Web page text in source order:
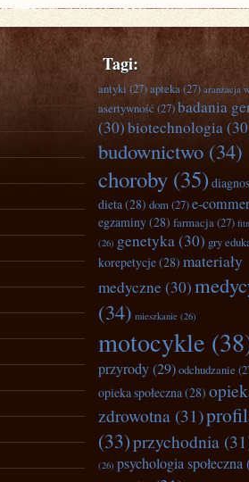
Tagi:
antyki(27)apteka(27) aranżacja
asertywność (27)badania
(30)biotechnologia
budownictwo (34)
choroby (35)
dieta(28) dom(27)e-
egzaminy(28) farmacja(27)
(26) genetyka(30) gry
korepetycje(28) materiały
medyczne (30)
(34) mieszkanie (26)
motocykle
przyrody(29)odchudzanie
opieka społeczna(28)
zdrowotna (31)
(33)przychodnia
(26) psychologia społeczna